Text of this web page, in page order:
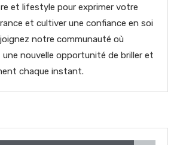
et lifestyle pour exprimer votre
et cultiver une confiance en soi
notre communauté où
nouvelle opportunité de briller et
chaque instant.